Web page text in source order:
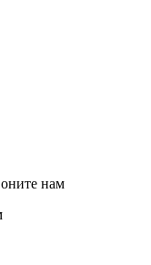
нам